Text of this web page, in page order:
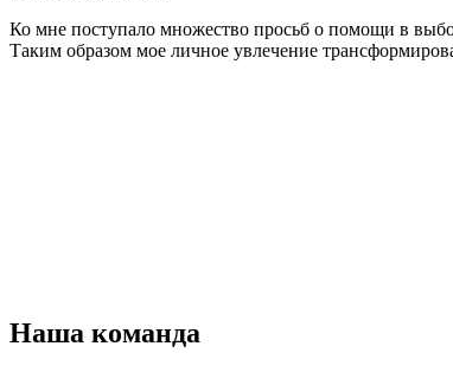
Ко мне поступало множество просьб о помощи в
Таким образом мое личное увлечение
Наша команда